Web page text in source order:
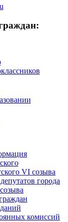
VI созыва
города
комиссий